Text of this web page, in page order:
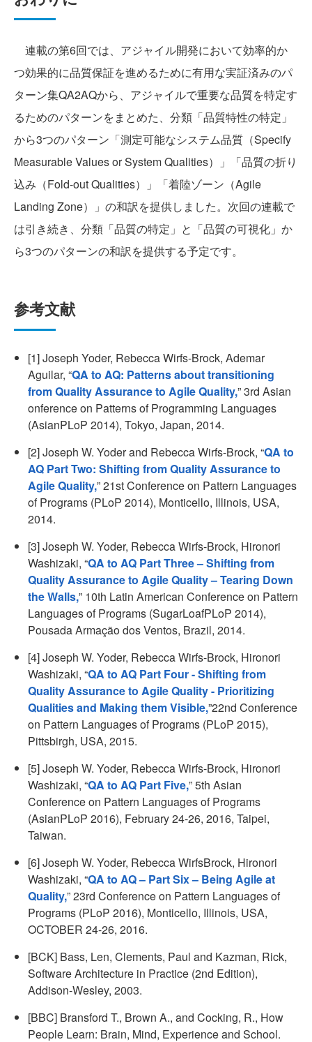
連載の第6回では、アジャイル開発において効率的か
つ効果的に品質保証を進めるために有用な実証済みのパ
ターン集QA2AQから、アジャイルで重要な品質を特定す
るためのパターンをまとめた、分類「品質特性の特定」
から3つのパターン「測定可能なシステム品質（Specify
Measurable Values or System Qualities）」「品質の折り
込み（Fold-out Qualities）」「着陸ゾーン（Agile
Landing Zone）」の和訳を提供しました。次回の連載で
は引き続き、分類「品質の特定」と「品質の可視化」か
ら3つのパターンの和訳を提供する予定です。
参考文献
[1] Joseph Yoder, Rebecca Wirfs-Brock, Ademar
Aguilar, “QA to AQ: Patterns about transitioning
from Quality Assurance to Agile Quality,” 3rd Asian
onference on Patterns of Programming Languages
(AsianPLoP 2014), Tokyo, Japan, 2014.
[2] Joseph W. Yoder and Rebecca Wirfs-Brock, “QA to
AQ Part Two: Shifting from Quality Assurance to
Agile Quality,” 21st Conference on Pattern Languages
of Programs (PLoP 2014), Monticello, Illinois, USA,
2014.
[3] Joseph W. Yoder, Rebecca Wirfs-Brock, Hironori
Washizaki, “QA to AQ Part Three – Shifting from
Quality Assurance to Agile Quality – Tearing Down
the Walls,” 10th Latin American Conference on Pattern
Languages of Programs (SugarLoafPLoP 2014),
Pousada Armação dos Ventos, Brazil, 2014.
[4] Joseph W. Yoder, Rebecca Wirfs-Brock, Hironori
Washizaki, “QA to AQ Part Four - Shifting from
Quality Assurance to Agile Quality - Prioritizing
Qualities and Making them Visible,”22nd Conference
on Pattern Languages of Programs (PLoP 2015),
Pittsbirgh, USA, 2015.
[5] Joseph W. Yoder, Rebecca Wirfs-Brock, Hironori
Washizaki, “QA to AQ Part Five,” 5th Asian
Conference on Pattern Languages of Programs
(AsianPLoP 2016), February 24-26, 2016, Taipei,
Taiwan.
[6] Joseph W. Yoder, Rebecca WirfsBrock, Hironori
Washizaki, “QA to AQ – Part Six – Being Agile at
Quality,” 23rd Conference on Pattern Languages of
Programs (PLoP 2016), Monticello, Illinois, USA,
OCTOBER 24-26, 2016.
[BCK] Bass, Len, Clements, Paul and Kazman, Rick,
Software Architecture in Practice (2nd Edition),
Addison-Wesley, 2003.
[BBC] Bransford T., Brown A., and Cocking, R., How
People Learn: Brain, Mind, Experience and School.